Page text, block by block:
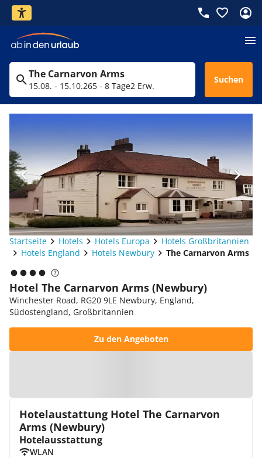
The Carnarvon Arms
15.08. - 15.10.265 - 8 Tage2 Erw.
Suchen
Startseite Hotels Hotels Europa
Hotels Großbritannien
Hotels England
Hotels Newbury The Carnarvon Arms
Hotel The Carnarvon Arms (Newbury)
Winchester Road, RG20 9LE Newbury, England,
Südostengland, Großbritannien
Zu den Angeboten
Hotelaustattung Hotel The Carnarvon
Arms (Newbury)
Hotelausstattung
WLAN